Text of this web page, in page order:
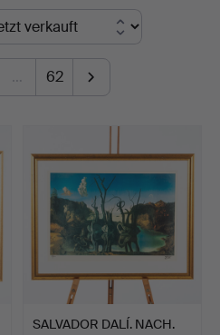
… 62
SALVADOR DALÍ. NACH.